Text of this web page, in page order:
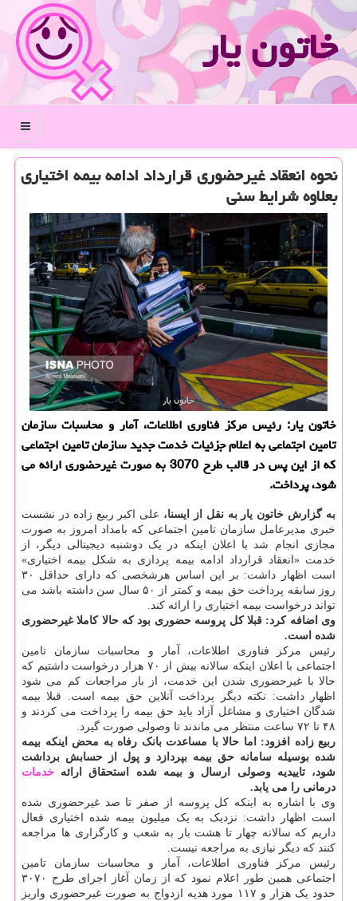
خاتون یار
منو
نحوه انعقاد غیرحضوری قرارداد ادامه بیمه اختیاری
بعلاوه شرایط سنی
خاتون یار: رئیس مركز فناوری اطلاعات، آمار و محاسبات سازمان
تامین اجتماعی به اعلام جزئیات خدمت جدید سازمان تامین اجتماعی
كه از این پس در قالب طرح 3070 به صورت غیرحضوری ارائه می
شود، پرداخت.
به گزارش خاتون یار به نقل از ایسنا، علی اکبر ربیع زاده در نشست
خبری مدیرعامل سازمان تامین اجتماعی که بامداد امروز به صورت
مجازی انجام شد با اعلان اینکه در یک دوشنبه دیجیتالی دیگر، از
خدمت «انعقاد قرارداد ادامه بیمه پردازی به شکل بیمه اختیاری»
است اظهار داشت: بر این اساس هرشخصی که دارای حداقل ۳۰
روز سابقه پرداخت حق بیمه و کمتر از ۵۰ سال سن داشته باشد می
تواند درخواست بیمه اختیاری را ارائه کند.
وی اضافه کرد: قبلا کل پروسه حضوری بود که حالا کاملا غیرحضوری
شده است.
رئیس مرکز فناوری اطلاعات، آمار و محاسبات سازمان تامین
اجتماعی با اعلان اینکه سالانه بیش از ۷۰ هزار درخواست داشتیم که
حالا با غیرحضوری شدن این خدمت، از بار مراجعات کم می شود
اظهار داشت: نکته دیگر پرداخت آنلاین حق بیمه است. قبلا بیمه
شدگان اختیاری و مشاغل آزاد باید حق بیمه را پرداخت می کردند و
۴۸ تا ۷۲ ساعت منتظر می ماندند تا وصولی صورت گیرد.
ربیع زاده افزود: اما حالا با مساعدت بانک رفاه به محض اینکه بیمه
شده بوسیله سامانه حق بیمه بپردازد و پول از حسابش برداشت
شود، تاییدیه وصولی ارسال و بیمه شده استحقاق ارائه خدمات
درمانی را می یابد.
وی با اشاره به اینکه کل پروسه از صفر تا صد غیرحضوری شده
است اظهار داشت: نزدیک به یک میلیون بیمه شده اختیاری فعال
داریم که سالانه چهار تا هشت بار به شعب و کارگزاری ها مراجعه
کنند که دیگر نیازی به مراجعه نیست.
رئیس مرکز فناوری اطلاعات، آمار و محاسبات سازمان تامین
اجتماعی همین طور اعلام نمود که از زمان آغاز اجرای طرح ۳۰۷۰
حدود یک هزار و ۱۱۷ مورد هدیه ازدواج به صورت غیرحضوری واریز